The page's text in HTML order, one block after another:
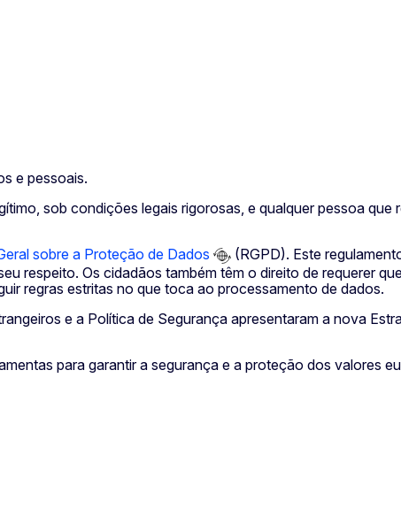
e pessoais.
sob condições legais rigorosas, e qualquer pessoa que
sobre a Proteção de Dados
(RGPD). Este
respeito. Os cidadãos também têm o direito de requerer
regras estritas no que toca ao processamento de dados.
e a Política de Segurança apresentaram a nova
para garantir a segurança e a proteção dos valores